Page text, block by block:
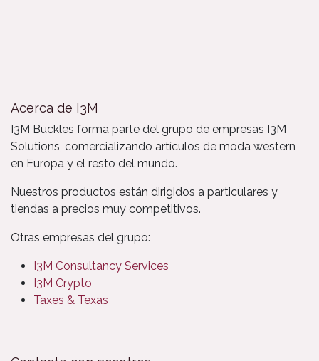
Acerca de I3M
I3M Buckles forma parte del grupo de empresas I3M
Solutions, comercializando artículos de moda western
en Europa y el resto del mundo.
Nuestros productos están dirigidos a particulares y
tiendas a precios muy competitivos.
Otras empresas del grupo:
I3M Consultancy Services
I3M Crypto
Taxes & Texas